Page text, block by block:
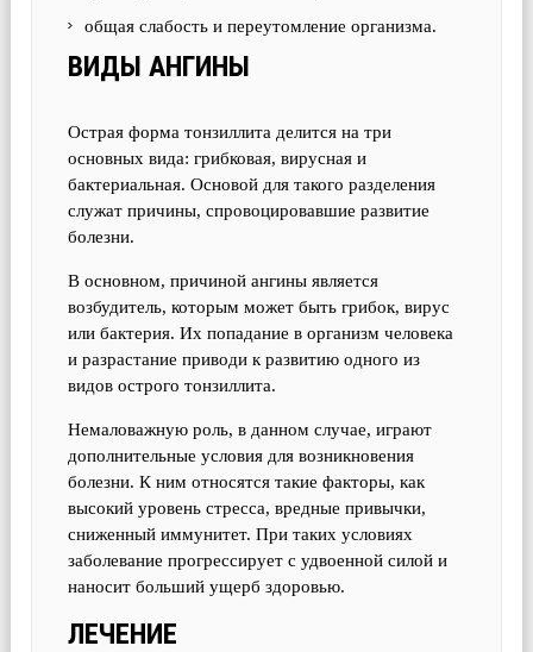
общая слабость и переутомление организма.
ВИДЫ АНГИНЫ
Острая форма тонзиллита делится на три
основных вида: грибковая, вирусная и
бактериальная. Основой для такого разделения
служат причины, спровоцировавшие развитие
болезни.
В основном, причиной ангины является
возбудитель, которым может быть грибок, вирус
или бактерия. Их попадание в организм человека
и разрастание приводи к развитию одного из
видов острого тонзиллита.
Немаловажную роль, в данном случае, играют
дополнительные условия для возникновения
болезни. К ним относятся такие факторы, как
высокий уровень стресса, вредные привычки,
сниженный иммунитет. При таких условиях
заболевание прогрессирует с удвоенной силой и
наносит больший ущерб здоровью.
ЛЕЧЕНИЕ